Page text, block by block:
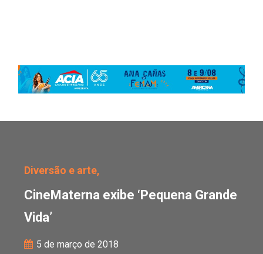
Diversão e arte,
CineMaterna exibe ‘Pequena Grande
Vida’
5 de março de 2018